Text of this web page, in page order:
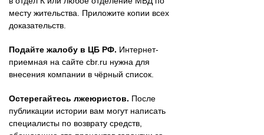
месту жительства. Приложите копии всех
доказательств.
Подайте жалобу в ЦБ РФ. Интернет-
приемная на сайте cbr.ru нужна для
внесения компании в чёрный список.
Остерегайтесь лжеюристов. После
публикации истории вам могут написать
специалисты по возврату средств,